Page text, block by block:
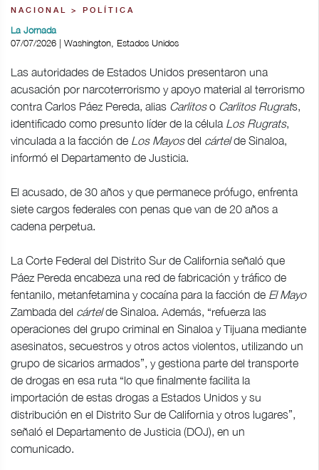
NACIONAL > POLÍTICA
La Jornada
07/07/2026 | Washington, Estados Unidos
Las autoridades de Estados Unidos presentaron una
acusación por narcoterrorismo y apoyo material al terrorismo
contra Carlos Páez Pereda, alias Carlitoso Carlitos Rugrats,
identificado como presunto líder de la célula Los Rugrats,
vinculada a la facción de Los Mayosdel cártelde Sinaloa,
informó el Departamento de Justicia.
El acusado, de 30 años y que permanece prófugo, enfrenta
siete cargos federales con penas que van de 20 años a
cadena perpetua.
La Corte Federal del Distrito Sur de California señaló que
Páez Pereda encabeza una red de fabricación y tráfico de
fentanilo, metanfetamina y cocaína para la facción de El Mayo
Zambada del cártelde Sinaloa. Además, “refuerza las
operaciones del grupo criminal en Sinaloa y Tijuana mediante
asesinatos, secuestros y otros actos violentos, utilizando un
grupo de sicarios armados”, y gestiona parte del transporte
de drogas en esa ruta “lo que finalmente facilita la
importación de estas drogas a Estados Unidos y su
distribución en el Distrito Sur de California y otros lugares”,
señaló el Departamento de Justicia (DOJ), en un
comunicado.